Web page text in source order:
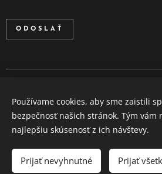
DO
ODOSLAŤ
Jazyky
Slovenčina
Používame cookies, aby sme zaistili
bezpečnosť našich stránok. Tým vám
najlepšiu skúsenosť z ich návštevy.
Prijať nevyhnutné Prijať